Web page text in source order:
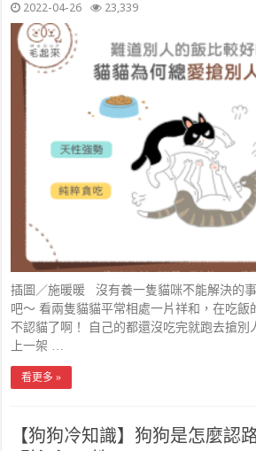
2022-04-26 23,339
插圖／施暖暖 沒有養一隻貓咪不能解決的
吧～ 看兩隻貓貓平常相處一片祥和，在吃飯
不認貓了啊！ 自己的都還沒吃完就跑去搶別
上一架 …
看更多 »
【狗狗冷知識】狗狗是怎麼認